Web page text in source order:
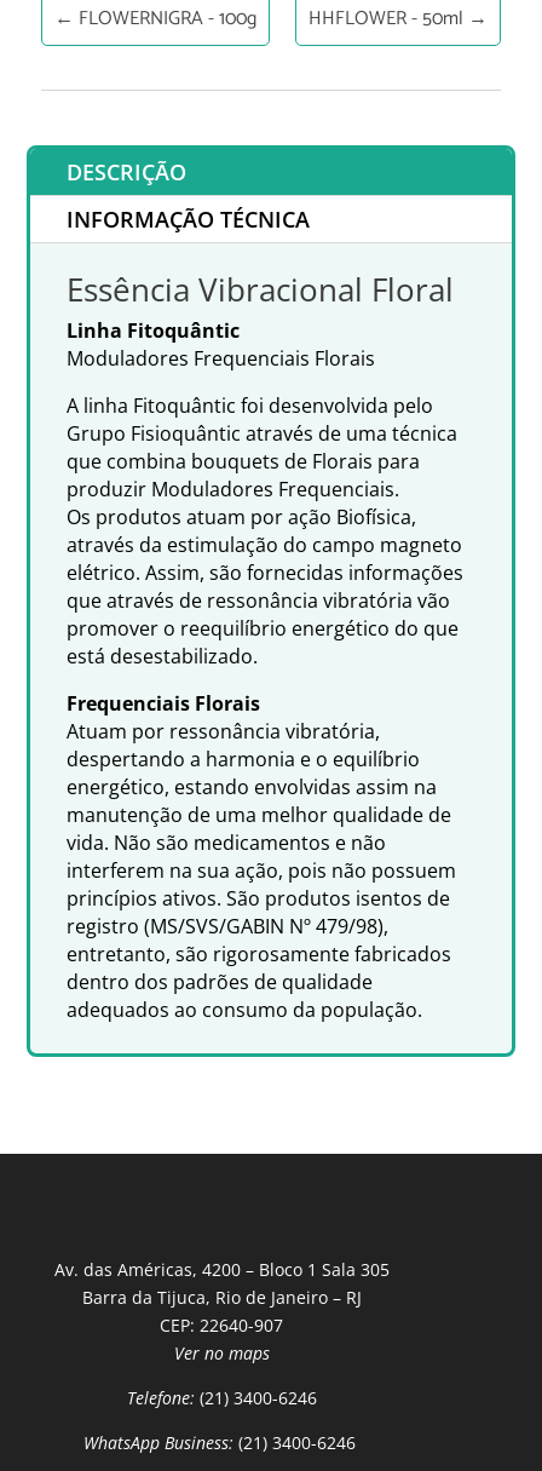
← FLOWERNIGRA - 100g HHFLOWER - 50ml →
DESCRIÇÃO
INFORMAÇÃO TÉCNICA
Essência Vibracional Floral
Linha Fitoquântic
Moduladores Frequenciais Florais
A linha Fitoquântic foi desenvolvida pelo
Grupo Fisioquântic através de uma técnica
que combina bouquets de Florais para
produzir Moduladores Frequenciais.
Os produtos atuam por ação Biofísica,
através da estimulação do campo magneto
elétrico. Assim, são fornecidas informações
que através de ressonância vibratória vão
promover o reequilíbrio energético do que
está desestabilizado.
Frequenciais Florais
Atuam por ressonância vibratória,
despertando a harmonia e o equilíbrio
energético, estando envolvidas assim na
manutenção de uma melhor qualidade de
vida. Não são medicamentos e não
interferem na sua ação, pois não possuem
princípios ativos. São produtos isentos de
registro (MS/SVS/GABIN Nº 479/98),
entretanto, são rigorosamente fabricados
dentro dos padrões de qualidade
adequados ao consumo da população.
Av. das Américas, 4200 – Bloco 1 Sala 305
Barra da Tijuca, Rio de Janeiro – RJ
CEP: 22640-907
Ver no maps
Telefone: (21) 3400-6246
WhatsApp Business: (21) 3400-6246